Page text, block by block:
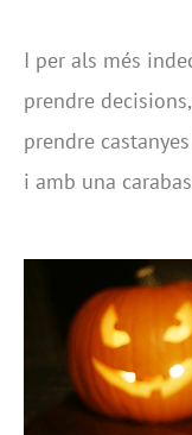
I per als més
prendre
prendre
i amb una